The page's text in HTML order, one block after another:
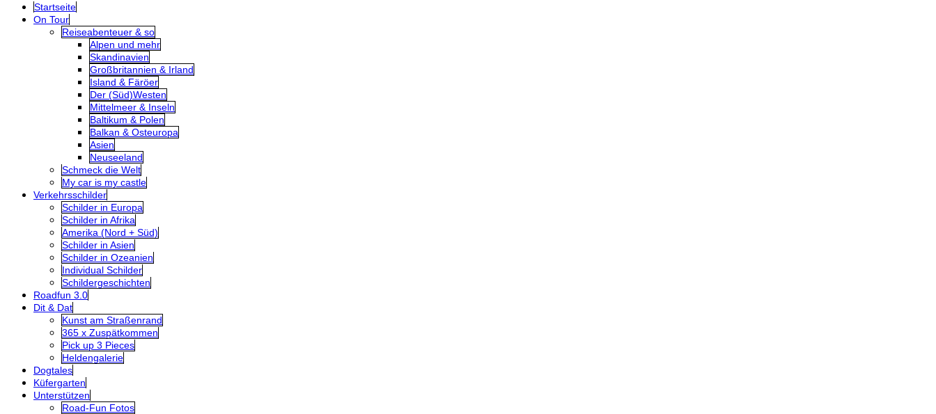
Startseite
On Tour
Reiseabenteuer & so
Alpen und mehr
Skandinavien
Großbritannien & Irland
Island & Färöer
Der (Süd)Westen
Mittelmeer & Inseln
Baltikum & Polen
Balkan & Osteuropa
Asien
Neuseeland
Schmeck die Welt
My car is my castle
Verkehrsschilder
Schilder in Europa
Schilder in Afrika
Amerika (Nord + Süd)
Schilder in Asien
Schilder in Ozeanien
Individual Schilder
Schildergeschichten
Roadfun 3.0
Dit & Dat
Kunst am Straßenrand
365 x Zuspätkommen
Pick up 3 Pieces
Heldengalerie
Dogtales
Küfergarten
Unterstützen
Road-Fun Fotos